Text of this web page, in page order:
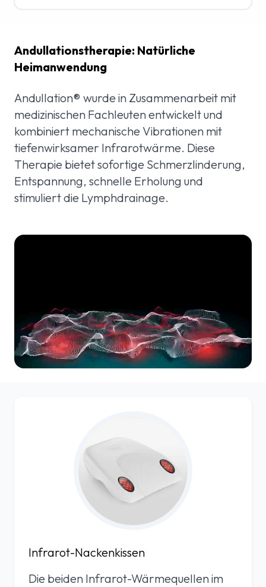
Andullationstherapie: Natürliche
Heimanwendung
Andullation® wurde in Zusammenarbeit mit
medizinischen Fachleuten entwickelt und
kombiniert mechanische Vibrationen mit
tiefenwirksamer Infrarotwärme. Diese
Therapie bietet sofortige Schmerzlinderung,
Entspannung, schnelle Erholung und
stimuliert die Lymphdrainage.
Infrarot-Nackenkissen
Die beiden Infrarot-Wärmequellen im